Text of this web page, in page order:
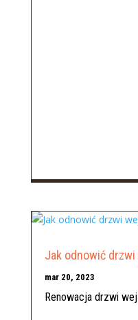
Jak odnowić
mar 20, 2023
Renowacja drzwi